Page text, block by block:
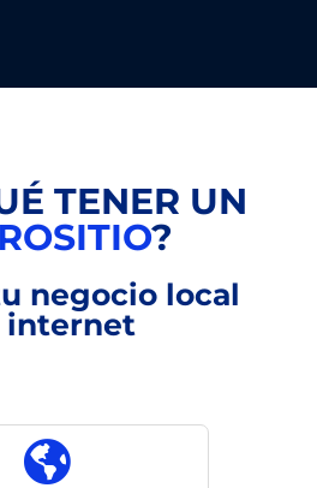
TENER UN
?
negocio local
internet
